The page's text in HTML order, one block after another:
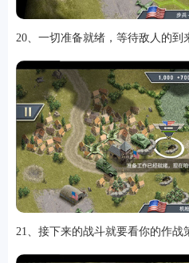
20、一切准备就绪，等待敌人的到
21、接下来的战斗就要看你的作战